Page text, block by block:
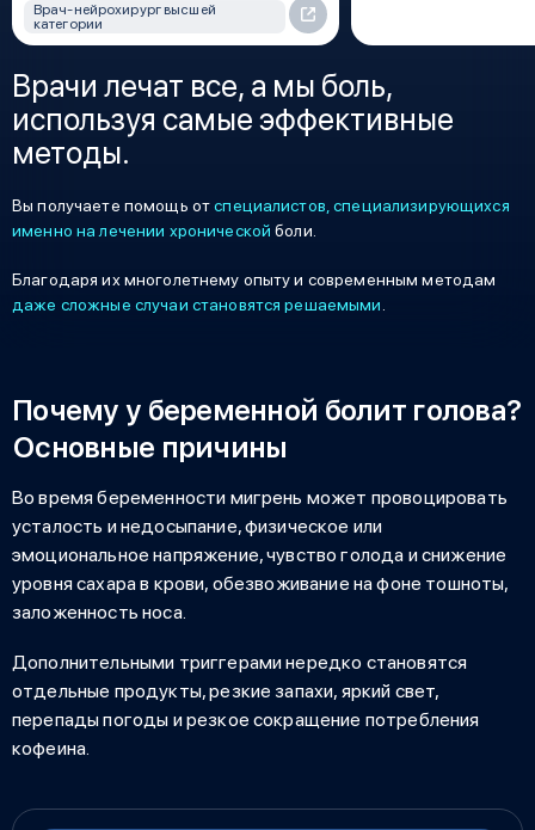
Врач-нейрохирург высшей
категории
Врачи лечат все, а мы боль,
используя самые эффективные
методы.
Вы получаете помощь отспециалистов, специализирующихся
именно на лечении хронической боли.
Благодаря их многолетнему опыту и современным методам
даже сложные случаи становятся решаемыми.
Почему у беременной болит голова?
Основные причины
Во время беременности мигрень может провоцировать
усталость и недосыпание, физическое или
эмоциональное напряжение, чувство голода и снижение
уровня сахара в крови, обезвоживание на фоне тошноты,
заложенность носа.
Дополнительными триггерами нередко становятся
отдельные продукты, резкие запахи, яркий свет,
перепады погоды и резкое сокращение потребления
кофеина.